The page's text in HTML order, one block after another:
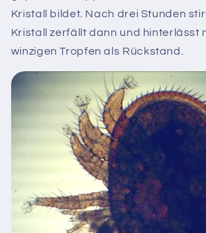
Kristall bildet. Nach drei Stunden
Kristall zerfällt dann und hinterlässt
winzigen Tropfen als Rückstand.